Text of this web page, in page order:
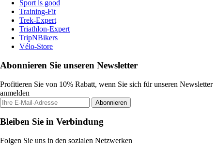
Sport is good
Training-Fit
Trek-Expert
Triathlon-Expert
TripNBikers
Vélo-Store
Abonnieren Sie unseren Newsletter
Profitieren Sie von 10% Rabatt, wenn Sie sich für unseren Newsletter
anmelden
Abonnieren
Bleiben Sie in Verbindung
Folgen Sie uns in den sozialen Netzwerken